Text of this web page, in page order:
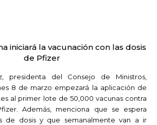
iniciará la vacunación con las dosis
de Pfizer
presidenta del Consejo de Ministros,
8 de marzo empezará la aplicación de
al primer lote de 50,000 vacunas contra
Además, menciona que se espera
de dosis y que semanalmente van a ir